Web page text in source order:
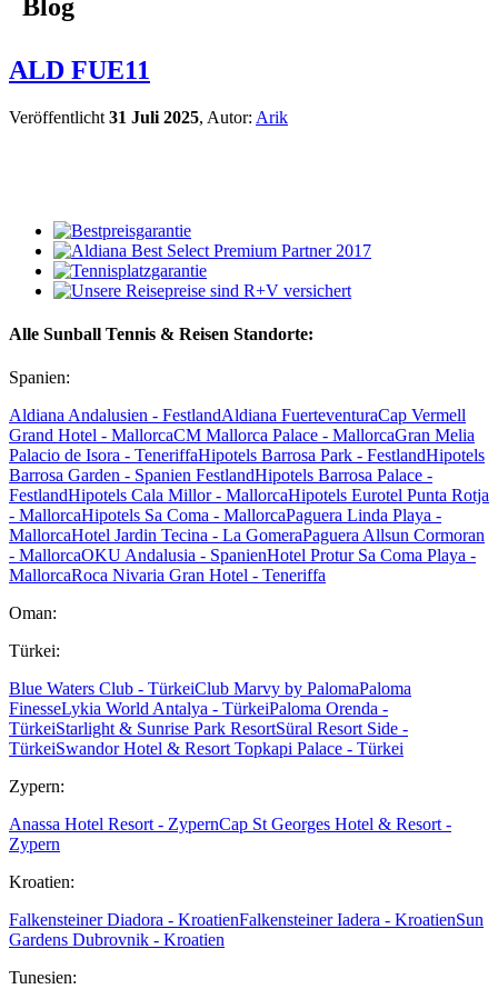
Blog
ALD FUE11
Veröffentlicht 31 Juli 2025, Autor: Arik
Alle Sunball Tennis & Reisen Standorte:
Spanien:
Aldiana Andalusien - FestlandAldiana FuerteventuraCap Vermell
Grand Hotel - MallorcaCM Mallorca Palace - MallorcaGran Melia
Palacio de Isora - TeneriffaHipotels Barrosa Park - FestlandHipotels
Barrosa Garden - Spanien FestlandHipotels Barrosa Palace -
FestlandHipotels Cala Millor - MallorcaHipotels Eurotel Punta Rotja
- MallorcaHipotels Sa Coma - MallorcaPaguera Linda Playa -
MallorcaHotel Jardin Tecina - La GomeraPaguera Allsun Cormoran
- MallorcaOKU Andalusia - SpanienHotel Protur Sa Coma Playa -
MallorcaRoca Nivaria Gran Hotel - Teneriffa
Oman:
Türkei:
Blue Waters Club - TürkeiClub Marvy by PalomaPaloma
FinesseLykia World Antalya - TürkeiPaloma Orenda -
TürkeiStarlight & Sunrise Park ResortSüral Resort Side -
TürkeiSwandor Hotel & Resort Topkapi Palace - Türkei
Zypern:
Anassa Hotel Resort - ZypernCap St Georges Hotel & Resort -
Zypern
Kroatien:
Falkensteiner Diadora - KroatienFalkensteiner Iadera - KroatienSun
Gardens Dubrovnik - Kroatien
Tunesien: